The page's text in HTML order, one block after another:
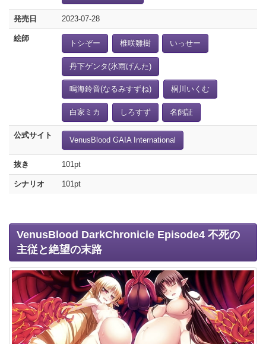
発売日 2023-07-28
絵師
トシぞー 椎咲雛樹 いっせー
丹下ゲンタ(氷雨げんた)
鳴海鈴音(なるみすずね) 桐川いくむ
白家ミカ しろすず 名飼証
公式サイト
VenusBlood GAIA International
抜き 101pt
シナリオ 101pt
VenusBlood DarkChronicle Episode4 不死の
主従と絶望の末路